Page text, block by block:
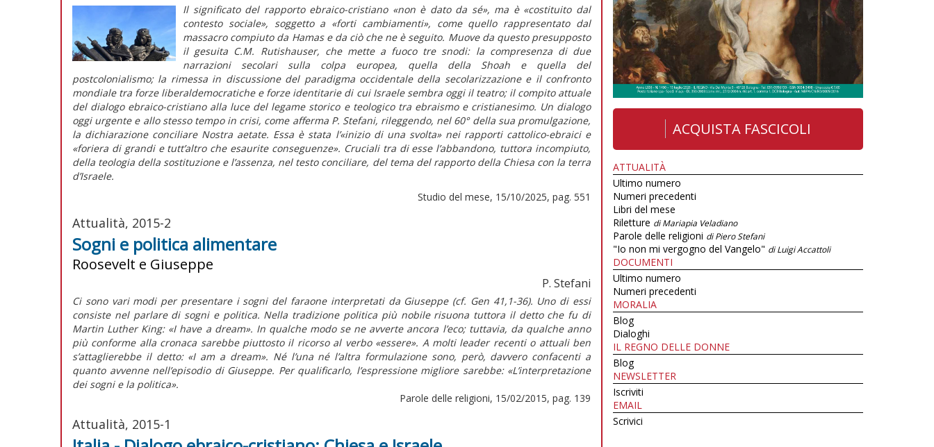
Il significato del rapporto ebraico-cristiano «non è dato da sé», ma è «costituito dal
contesto sociale», soggetto a «forti cambiamenti», come quello rappresentato dal
massacro compiuto da Hamas e da ciò che ne è seguito. Muove da questo presupposto
il gesuita C.M. Rutishauser, che mette a fuoco tre snodi: la compresenza di due
narrazioni secolari sulla colpa europea, quella della Shoah e quella del
postcolonialismo; la rimessa in discussione del paradigma occidentale della secolarizzazione e il confronto
mondiale tra forze liberaldemocratiche e forze identitarie di cui Israele sembra oggi il teatro; il compito attuale
del dialogo ebraico-cristiano alla luce del legame storico e teologico tra ebraismo e cristianesimo. Un dialogo
oggi urgente e allo stesso tempo in crisi, come afferma P. Stefani, rileggendo, nel 60° della sua promulgazione,
la dichiarazione conciliare Nostra aetate. Essa è stata l’«inizio di una svolta» nei rapporti cattolico-ebraici e
«foriera di grandi e tutt’altro che esaurite conseguenze». Cruciali tra di esse l’abbandono, tuttora incompiuto,
della teologia della sostituzione e l’assenza, nel testo conciliare, del tema del rapporto della Chiesa con la terra
d’Israele.
Studio del mese, 15/10/2025, pag. 551
Attualità, 2015-2
Sogni e politica alimentare
Roosevelt e Giuseppe
P. Stefani
Ci sono vari modi per presentare i sogni del faraone interpretati da Giuseppe (cf. Gen 41,1-36). Uno di essi
consiste nel parlare di sogni e politica. Nella tradizione politica più nobile risuona tuttora il detto che fu di
Martin Luther King: «I have a dream». In qualche modo se ne avverte ancora l’eco; tuttavia, da qualche anno
più conforme alla cronaca sarebbe piuttosto il ricorso al verbo «essere». A molti leader recenti o attuali ben
s’attaglierebbe il detto: «I am a dream». Né l’una né l’altra formulazione sono, però, davvero confacenti a
quanto avvenne nell’episodio di Giuseppe. Per qualificarlo, l’espressione migliore sarebbe: «L’interpretazione
dei sogni e la politica».
Parole delle religioni, 15/02/2015, pag. 139
Attualità, 2015-1
ACQUISTA FASCICOLI
ATTUALITÀ
Ultimo numero
Numeri precedenti
Libri del mese
Riletture di Mariapia Veladiano
Parole delle religioni di Piero Stefani
"Io non mi vergogno del Vangelo" di Luigi Accattoli
DOCUMENTI
Ultimo numero
Numeri precedenti
MORALIA
Blog
Dialoghi
IL REGNO DELLE DONNE
Blog
NEWSLETTER
Iscriviti
EMAIL
Scrivici